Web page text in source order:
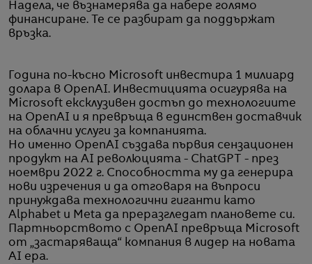
Надела, че възнамерява да набере голямо
финансиране. Те се разбират да поддържат
връзка.
Година по-късно Microsoft инвестира 1 милиард
долара в OpenAI. Инвестицията осигурява на
Microsoft ексклузивен достъп до технологиите
на OpenAI и я превръща в единствен доставчик
на облачни услуги за компанията.
Но именно OpenAI създава първия сензационен
продукт на AI революцията - ChatGPT - през
ноември 2022 г. Способността му да генерира
нови изречения и да отговаря на въпроси
принуждава технологични гиганти като
Alphabet и Meta да преразгледат плановете си.
Партньорството с OpenAI превръща Microsoft
от „застаряваща“ компания в лидер на новата
AI ера.